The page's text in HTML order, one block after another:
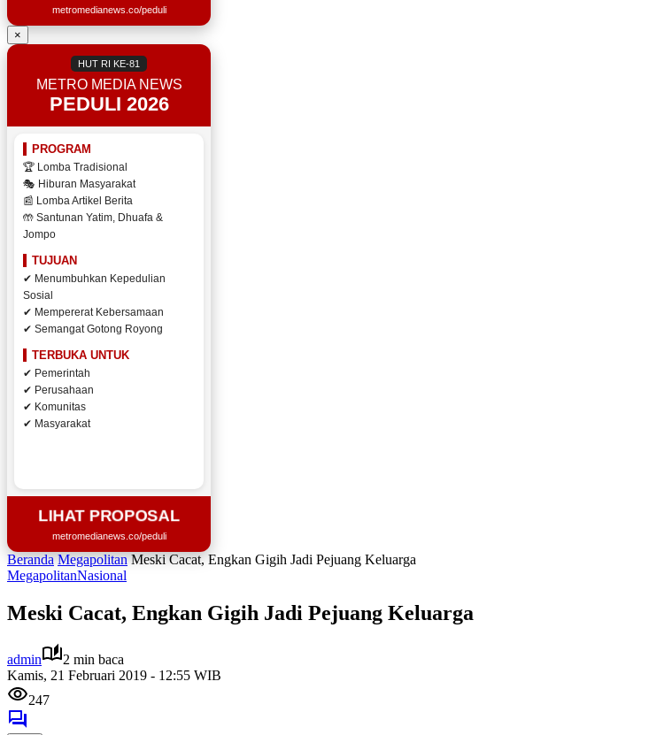
metromedianews.co/peduli
×
HUT RI KE-81
METRO MEDIA NEWS
PEDULI 2026
PROGRAM
🏆 Lomba Tradisional
🎭 Hiburan Masyarakat
📰 Lomba Artikel Berita
🤲 Santunan Yatim, Dhuafa &
Jompo
TUJUAN
✔ Menumbuhkan Kepedulian
Sosial
✔ Mempererat Kebersamaan
✔ Semangat Gotong Royong
TERBUKA UNTUK
✔ Pemerintah
✔ Perusahaan
✔ Komunitas
✔ Masyarakat
LIHAT PROPOSAL
metromedianews.co/peduli
Beranda Megapolitan Meski Cacat, Engkan Gigih Jadi Pejuang Keluarga
MegapolitanNasional
Meski Cacat, Engkan Gigih Jadi Pejuang Keluarga
admin
2 min baca
Kamis, 21 Februari 2019 - 12:55 WIB
247